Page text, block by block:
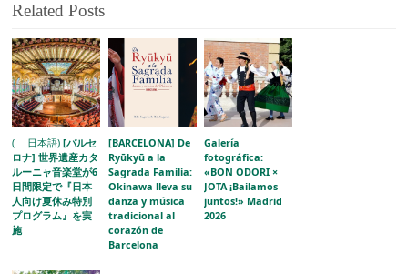
Related Posts
( 日本語)[バルセ
ロナ] 世界遺産カタ
ルーニャ音楽堂が6
日間限定で『日本
人向け夏休み特別
プログラム』を実
施
[BARCELONA] De
Ryūkyū a la
Sagrada Familia:
Okinawa lleva su
danza y música
tradicional al
corazón de
Barcelona
Galería
fotográfica:
«BON ODORI ×
JOTA ¡Bailamos
juntos!» Madrid
2026